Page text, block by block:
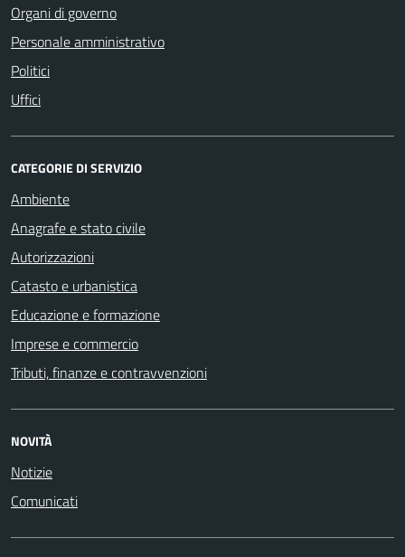
Organi di governo
Personale amministrativo
Politici
Uffici
CATEGORIE DI SERVIZIO
Ambiente
Anagrafe e stato civile
Autorizzazioni
Catasto e urbanistica
Educazione e formazione
Imprese e commercio
Tributi, finanze e contravvenzioni
NOVITÀ
Notizie
Comunicati